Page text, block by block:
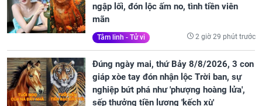
ngập lối, đón lộc ấm no, tình tiền viên
mãn
Tâm linh - Tử vi 2 giờ 29 phút trước
Đúng ngày mai, thứ Bảy 8/8/2026, 3 con
giáp xòe tay đón nhận lộc Trời ban, sự
nghiệp bứt phá như 'phượng hoàng lửa',
sếp thưởng tiền lương 'kếch xù'